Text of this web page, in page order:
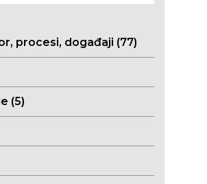
procesi, događaji (77)
(5)